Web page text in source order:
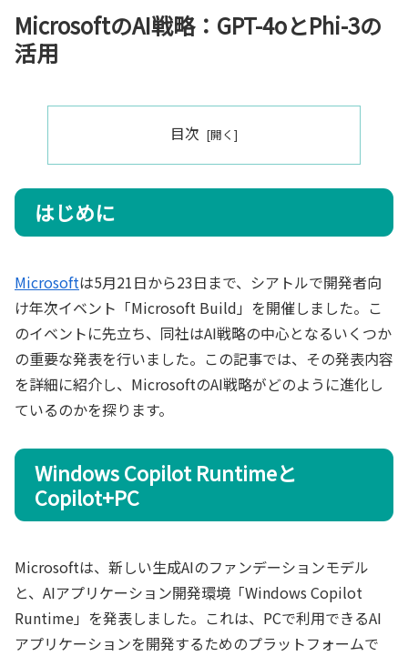
MicrosoftのAI戦略：GPT-4oとPhi-3の
活用
目次
はじめに
Microsoftは5月21日から23日まで、シアトルで開発者向
け年次イベント「Microsoft Build」を開催しました。こ
のイベントに先立ち、同社はAI戦略の中心となるいくつか
の重要な発表を行いました。この記事では、その発表内容
を詳細に紹介し、MicrosoftのAI戦略がどのように進化し
ているのかを探ります。
Windows Copilot Runtimeと
Copilot+PC
Microsoftは、新しい生成AIのファンデーションモデル
と、AIアプリケーション開発環境「Windows Copilot
Runtime」を発表しました。これは、PCで利用できるAI
アプリケーションを開発するためのプラットフォームで